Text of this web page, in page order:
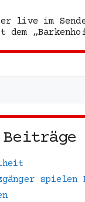
live im
dem
Beiträge
spielen